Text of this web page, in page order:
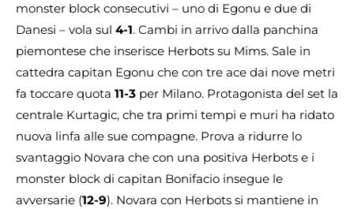
monster block consecutivi – uno di Egonu e due di
Danesi – vola sul 4-1. Cambi in arrivo dalla panchina
piemontese che inserisce Herbots su Mims. Sale in
cattedra capitan Egonu che con tre ace dai nove metri
fa toccare quota 11-3 per Milano. Protagonista del set la
centrale Kurtagic, che tra primi tempi e muri ha ridato
nuova linfa alle sue compagne. Prova a ridurre lo
svantaggio Novara che con una positiva Herbots e i
monster block di capitan Bonifacio insegue le
avversarie (12-9). Novara con Herbots si mantiene in